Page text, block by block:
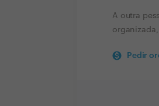
A outra
Pedir